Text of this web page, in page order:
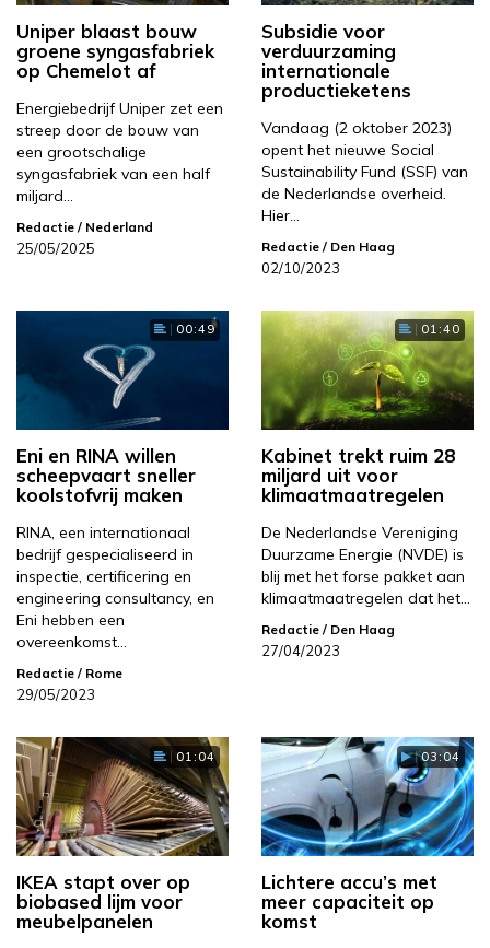
Uniper blaast bouw
groene syngasfabriek
op Chemelot af
Energiebedrijf Uniper zet een
streep door de bouw van
een grootschalige
syngasfabriek van een half
miljard…
Redactie / Nederland
25/05/2025
Subsidie voor
verduurzaming
internationale
productieketens
Vandaag (2 oktober 2023)
opent het nieuwe Social
Sustainability Fund (SSF) van
de Nederlandse overheid.
Hier…
Redactie / Den Haag
02/10/2023
00:49
Eni en RINA willen
scheepvaart sneller
koolstofvrij maken
RINA, een internationaal
bedrijf gespecialiseerd in
inspectie, certificering en
engineering consultancy, en
Eni hebben een
overeenkomst…
Redactie / Rome
29/05/2023
01:40
Kabinet trekt ruim 28
miljard uit voor
klimaatmaatregelen
De Nederlandse Vereniging
Duurzame Energie (NVDE) is
blij met het forse pakket aan
klimaatmaatregelen dat het…
Redactie / Den Haag
27/04/2023
01:04
IKEA stapt over op
biobased lijm voor
meubelpanelen
03:04
Lichtere accu’s met
meer capaciteit op
komst